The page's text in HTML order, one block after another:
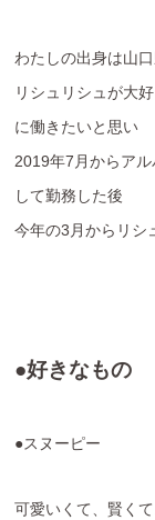
わたしの出身は山
リシュリシュが大
に働きたいと思い
2019年7月からア
して勤務した後
今年の3月からリシ
●好きなもの
●スヌーピー
可愛いくて、賢くて